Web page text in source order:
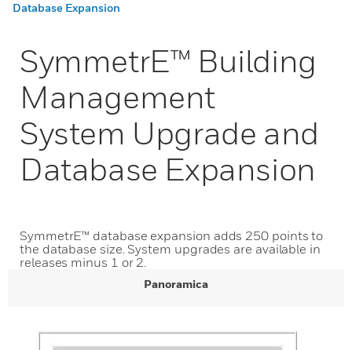
Database Expansion
SymmetrE™ Building
Management
System Upgrade and
Database Expansion
SymmetrE™ database expansion adds 250 points to
the database size. System upgrades are available in
releases minus 1 or 2.
Panoramica